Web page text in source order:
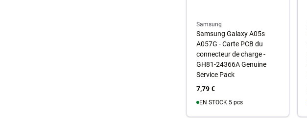
Samsung
Samsung Galaxy A05s
A057G - Carte PCB du
connecteur de charge -
GH81-24366A Genuine
Service Pack
7,79 €
EN STOCK 5 pcs